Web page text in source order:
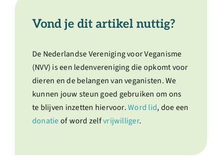
Vond je dit artikel nuttig?
De Nederlandse Vereniging voor Veganisme
(NVV) is een ledenvereniging die opkomt voor
dieren en de belangen van veganisten. We
kunnen jouw steun goed gebruiken om ons
te blijven inzetten hiervoor.Word lid, doe een
donatieof word zelfvrijwilliger.